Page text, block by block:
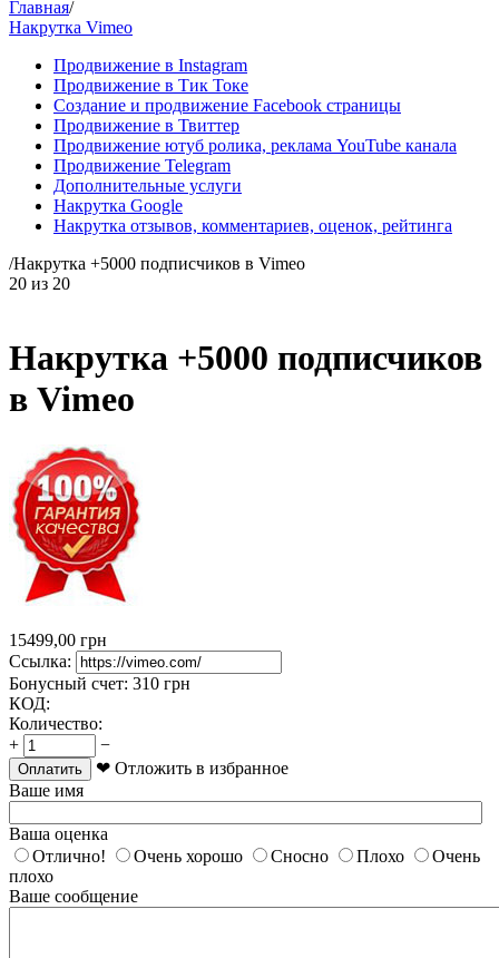
Главная/
Накрутка Vimeo
Продвижение в Instagram
Продвижение в Тик Токе
Создание и продвижение Facebook страницы
Продвижение в Твиттер
Продвижение ютуб ролика, реклама YouTube канала
Продвижение Telegram
Дополнительные услуги
Накрутка Google
Накрутка отзывов, комментариев, оценок, рейтинга
/Накрутка +5000 подписчиков в Vimeo
20 из 20
Накрутка +5000 подписчиков
в Vimeo
15499,00 грн
Ссылка:
Бонусный счет: 310 грн
КОД:
Количество:
+
−
Оплатить
❤ Отложить в избранное
Ваше имя
Ваша оценка
Отлично!
Очень хорошо Сносно Плохо
Очень
плохо
Ваше сообщение